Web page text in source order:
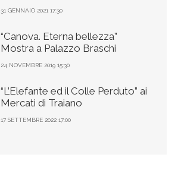
31 GENNAIO 2021 17:30
“Canova. Eterna bellezza”
Mostra a Palazzo Braschi
24 NOVEMBRE 2019 15:30
“L’Elefante ed il Colle Perduto” ai
Mercati di Traiano
17 SETTEMBRE 2022 17:00